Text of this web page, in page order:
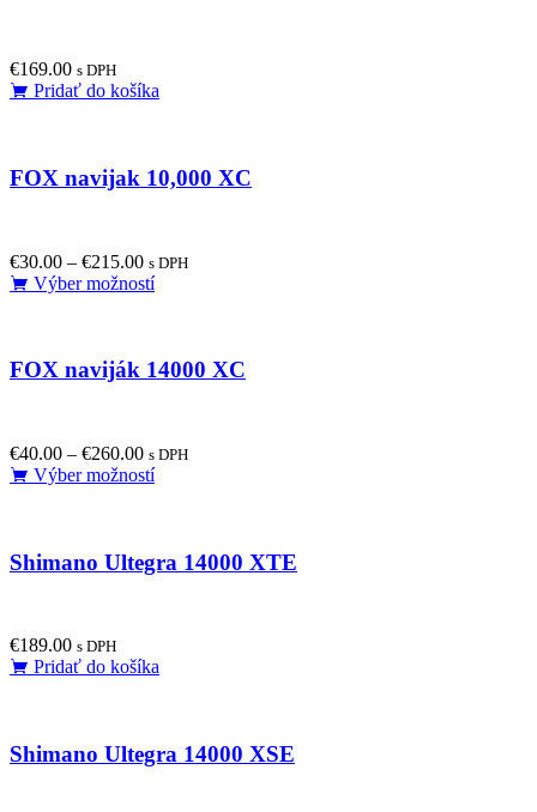
€169.00 s DPH
Pridať do košíka
FOX navijak 10,000 XC
€30.00 – €215.00 s DPH
Výber možnostíThis
variants.
be
chosen
page
FOX naviják 14000 XC
€40.00 – €260.00 s DPH
Výber možnostíThis
variants.
chosen
page
Shimano Ultegra 14000 XTE
€189.00 s DPH
Pridať do košíka
Shimano Ultegra 14000 XSE